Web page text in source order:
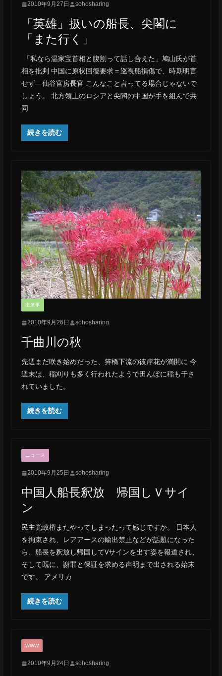
2010年9月27日 sohosharing
「英雄」扱いの船長、尖閣に
「また行く」
「私なら温家宝首相と腹割って話し合えた」鳩山氏が首
相を批判 中国に原状回復要求＝巡視船損傷で、時期明言
せず―仙谷官房長官 こんなこと言ってる場合じゃないで
しょう。 北方領土のロシアと尖閣の中国が手を組んで共
同
続きを読む
出来事
2010年9月26日 sohosharing
千曲川の秋
先週まだ咲き始めだった、笄橋下流の彼岸花が満開に 今
週末は、稲刈りも多く行われたようで田んぼに稲も干さ
れていました。
続きを読む
ニュース
2010年9月25日 sohosharing
中国人船長釈放 帰国しＶサイ
ン
民主党政権またやってしまったって感じですか。 日本人
を拘束され、レアアースの輸出禁止などが話題になった
ら、船長を釈放し帰国してVサインを出す姿を報道され、
そして既に、謝罪と保証を求める声明まで出される始末
です。 アメリカ
続きを読む
WWW
2010年9月24日 sohosharing